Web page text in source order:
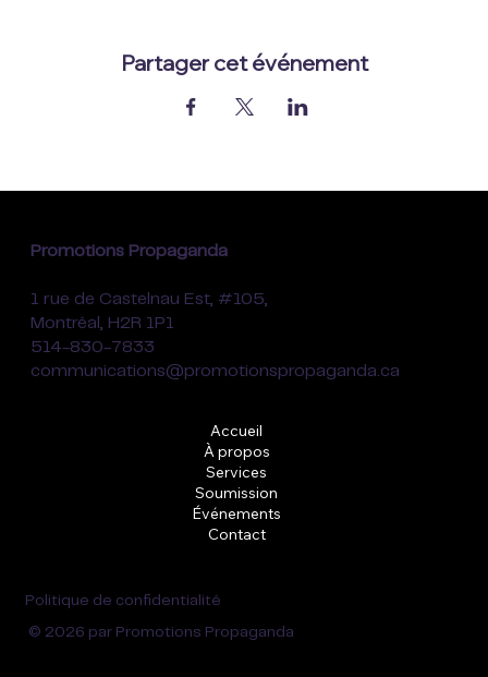
Partager cet événement
Promotions Propaganda
1 rue de Castelnau Est, #105,
Montréal, H2R 1P1
514-830-7833
communications@promotionspropaganda.ca
Accueil
À propos
Services
Soumission
Événements
Contact
Politique de confidentialité
© 2026 par Promotions Propaganda